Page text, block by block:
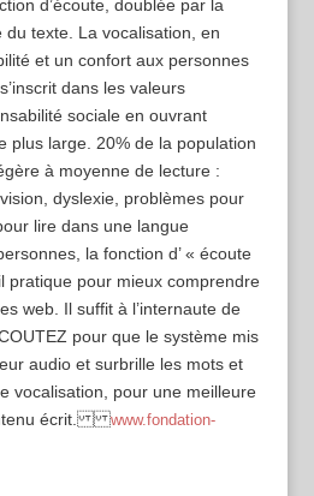
d’écoute, doublée par la
texte. La vocalisation, en
et un confort aux personnes
dans les valeurs
sociale en ouvrant
plus large. 20% de la population
à moyenne de lecture :
dyslexie, problèmes pour
lire dans une langue
la fonction d’ « écoute
pratique pour mieux comprendre
web. Il suffit à l’internaute de
pour que le système mis
audio et surbrille les mots et
vocalisation, pour une meilleure
écrit.www.fondation-